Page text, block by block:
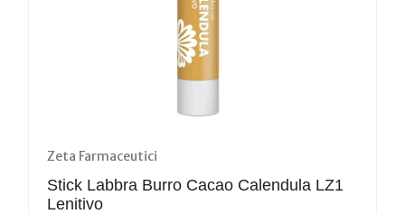
Zeta Farmaceutici
Stick Labbra Burro Cacao Calendula LZ1
Lenitivo